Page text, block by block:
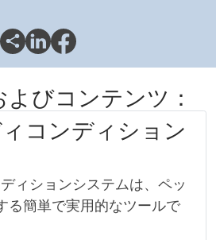
びコンテンツ：
コンディション
ィションシステムは、ペッ
る簡単で実用的なツールで